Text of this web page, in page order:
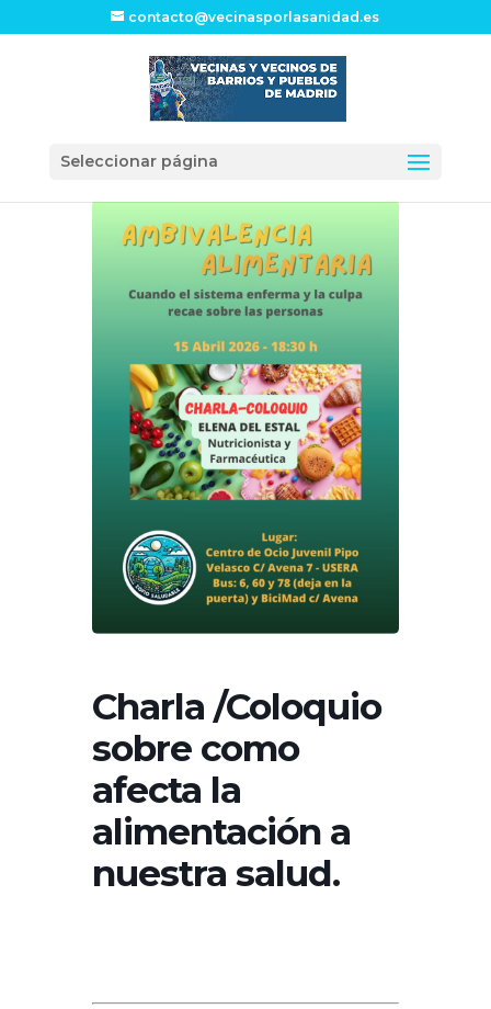
contacto@vecinasporlasanidad.es
Seleccionar página
Charla /Coloquio
sobre como
afecta la
alimentación a
nuestra salud.